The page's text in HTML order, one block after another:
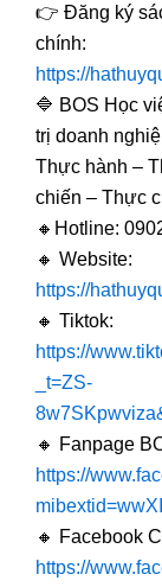
👉 Đăng ký
chính:
https://
🔷 BOS Học
trị doanh
Thực hành –
chiến – Thực
🔸Hotline:
🔸 Website:
https://
🔸 Tiktok:
https://
_t=ZS-
🔸 Fanpage
https://
🔸 Facebook
https://